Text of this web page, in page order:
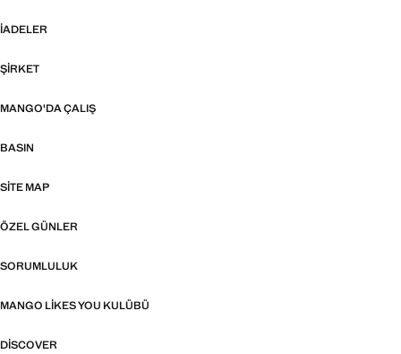
İADELER
ŞIRKET
MANGO'DA ÇALIŞ
BASIN
SITE MAP
ÖZEL GÜNLER
SORUMLULUK
MANGO LIKES YOU KULÜBÜ
DISCOVER